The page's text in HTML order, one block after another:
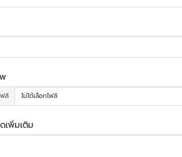
ฟล์ ไม่ได้เลือกไฟล์
เพิ่มเติม